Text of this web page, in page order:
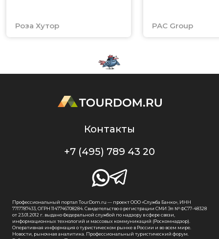
Роза Хутор PAC Group
Контакты
+7 (495) 789 43 20
Профессиональный портал TourDom.ru — проект ООО «Служба Банко», ИНН
7717787433, ОГРН 1147746708284. Свидетельство о регистрации СМИ Эл № ФС77-48328
от 23.01.2012 г. выдано Федеральной службой по надзору в сфере связи,
информационных технологий и массовых коммуникаций (Роскомнадзор).
Оперативная информация о туристическом рынке в России и во всем мире.
Новости, рыночная аналитика. Профессиональный туристический форум.